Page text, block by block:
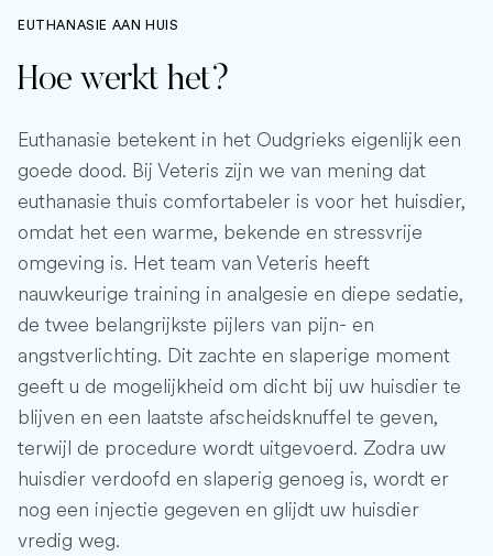
EUTHANASIE AAN HUIS
Hoe werkt het?
Euthanasie betekent in het Oudgrieks eigenlijk een
goede dood. Bij Veteris zijn we van mening dat
euthanasie thuis comfortabeler is voor het huisdier,
omdat het een warme, bekende en stressvrije
omgeving is. Het team van Veteris heeft
nauwkeurige training in analgesie en diepe sedatie,
de twee belangrijkste pijlers van pijn- en
angstverlichting. Dit zachte en slaperige moment
geeft u de mogelijkheid om dicht bij uw huisdier te
blijven en een laatste afscheidsknuffel te geven,
terwijl de procedure wordt uitgevoerd. Zodra uw
huisdier verdoofd en slaperig genoeg is, wordt er
nog een injectie gegeven en glijdt uw huisdier
vredig weg.